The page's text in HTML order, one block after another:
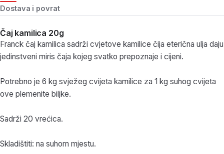
Dostava i povrat
Čaj kamilica 20g
Franck čaj kamilica sadrži cvjetove kamilice čija eterična ulja daju
jedinstveni miris čaja kojeg svatko prepoznaje i cijeni.
Potrebno je 6 kg svježeg cvijeta kamilice za 1 kg suhog cvijeta
ove plemenite biljke.
Sadrži 20 vrećica.
Skladištiti: na suhom mjestu.